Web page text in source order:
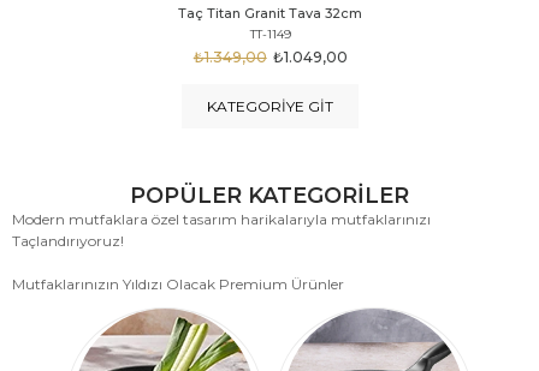
Taç Titan Granit Tava 30cm
TT-1148
₺999,00
₺1.875,00
KATEGORIYE GIT
POPÜLER KATEGORİLER
Modern mutfaklara özel tasarım harikalarıyla mutfaklarınızı
Taçlandırıyoruz!
Mutfaklarınızın Yıldızı Olacak Premium Ürünler